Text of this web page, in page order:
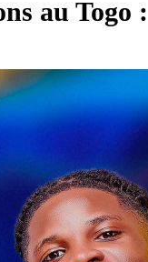
au Togo